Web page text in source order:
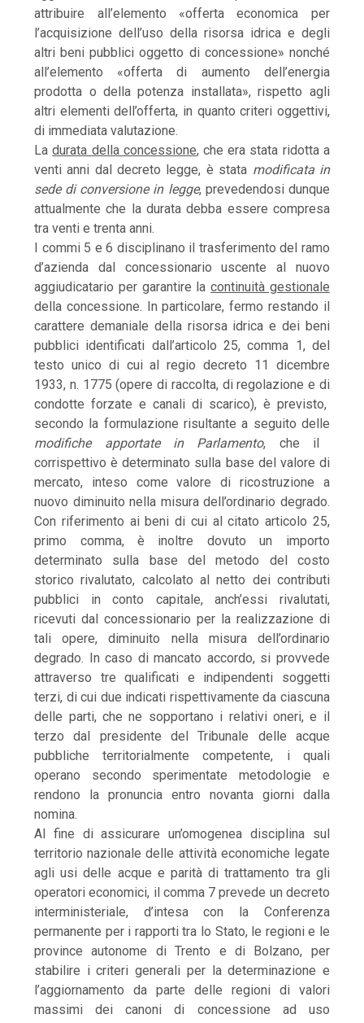
attribuire all’elemento «offerta economica per
l’acquisizione dell’uso della risorsa idrica e degli
altri beni pubblici oggetto di concessione» nonché
all’elemento «offerta di aumento dell’energia
prodotta o della potenza installata», rispetto agli
altri elementi dell’offerta, in quanto criteri oggettivi,
di immediata valutazione.
Ladurata della concessione, che era stata ridotta a
venti anni dal decreto legge, è stata modificata in
sede di conversione in legge, prevedendosi dunque
attualmente che la durata debba essere compresa
tra venti e trenta anni.
I commi 5 e 6 disciplinano il trasferimento del ramo
d’azienda dal concessionario uscente al nuovo
aggiudicatario per garantire lacontinuità gestionale
della concessione. In particolare, fermo restando il
carattere demaniale della risorsa idrica e dei beni
pubblici identificati dall’articolo 25, comma 1, del
testo unico di cui al regio decreto 11 dicembre
1933, n. 1775 (opere di raccolta, di regolazione e di
condotte forzate e canali di scarico), è previsto,
secondo la formulazione risultante a seguito delle
modifiche apportate in Parlamento, che il
corrispettivo è determinato sulla base del valore di
mercato, inteso come valore di ricostruzione a
nuovo diminuito nella misura dell’ordinario degrado.
Con riferimento ai beni di cui al citato articolo 25,
primo comma, è inoltre dovuto un importo
determinato sulla base del metodo del costo
storico rivalutato, calcolato al netto dei contributi
pubblici in conto capitale, anch’essi rivalutati,
ricevuti dal concessionario per la realizzazione di
tali opere, diminuito nella misura dell’ordinario
degrado. In caso di mancato accordo, si provvede
attraverso tre qualificati e indipendenti soggetti
terzi, di cui due indicati rispettivamente da ciascuna
delle parti, che ne sopportano i relativi oneri, e il
terzo dal presidente del Tribunale delle acque
pubbliche territorialmente competente, i quali
operano secondo sperimentate metodologie e
rendono la pronuncia entro novanta giorni dalla
nomina.
Al fine di assicurare un’omogenea disciplina sul
territorio nazionale delle attività economiche legate
agli usi delle acque e parità di trattamento tra gli
operatori economici, il comma 7 prevede un decreto
interministeriale, d’intesa con la Conferenza
permanente per i rapporti tra lo Stato, le regioni e le
province autonome di Trento e di Bolzano, per
stabilire i criteri generali per la determinazione e
l’aggiornamento da parte delle regioni di valori
massimi dei canoni di concessione ad uso